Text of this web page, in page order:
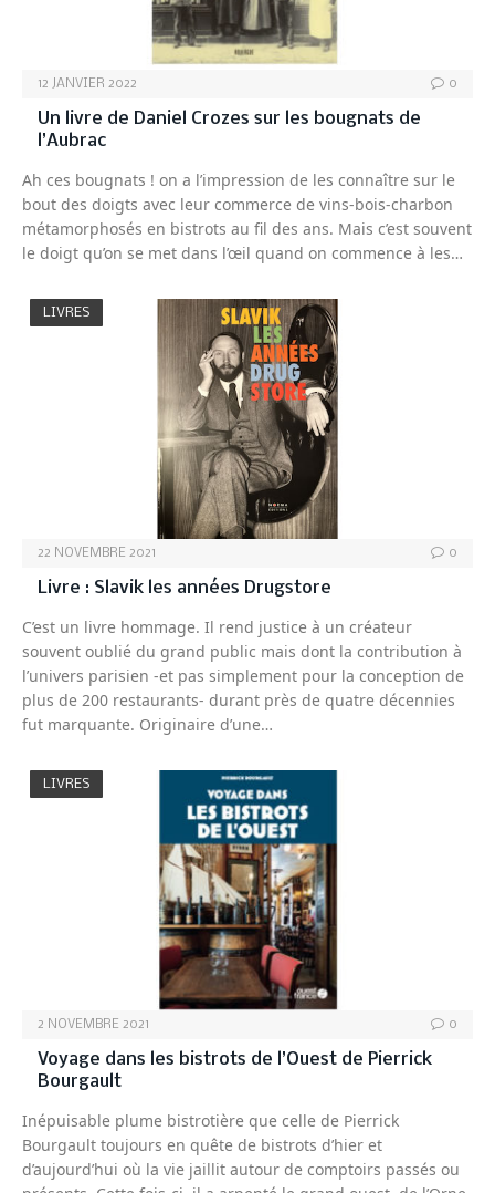
12 JANVIER 2022 0
Un livre de Daniel Crozes sur les bougnats de
l’Aubrac
Ah ces bougnats ! on a l’impression de les connaître sur le
bout des doigts avec leur commerce de vins-bois-charbon
métamorphosés en bistrots au fil des ans. Mais c’est souvent
le doigt qu’on se met dans l’œil quand on commence à les…
LIVRES
22 NOVEMBRE 2021 0
Livre : Slavik les années Drugstore
C’est un livre hommage. Il rend justice à un créateur
souvent oublié du grand public mais dont la contribution à
l’univers parisien -et pas simplement pour la conception de
plus de 200 restaurants- durant près de quatre décennies
fut marquante. Originaire d’une…
LIVRES
2 NOVEMBRE 2021 0
Voyage dans les bistrots de l’Ouest de Pierrick
Bourgault
Inépuisable plume bistrotière que celle de Pierrick
Bourgault toujours en quête de bistrots d’hier et
d’aujourd’hui où la vie jaillit autour de comptoirs passés ou